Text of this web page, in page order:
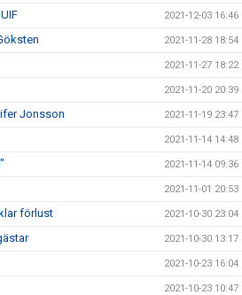
2021-12-03 16:46
2021-11-28 18:54
2021-11-27 18:22
2021-11-20 20:39
Jonsson 2021-11-19 23:47
2021-11-14 14:48
2021-11-14 09:36
2021-11-01 20:53
förlust 2021-10-30 23:04
2021-10-30 13:17
2021-10-23 16:04
2021-10-23 10:47